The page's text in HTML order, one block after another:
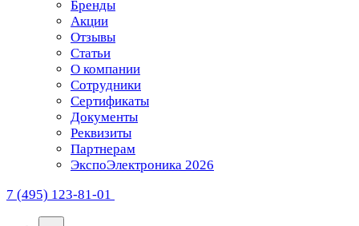
Бренды
Акции
Отзывы
Статьи
О компании
Сотрудники
Сертификаты
Документы
Реквизиты
Партнерам
ЭкспоЭлектроника 2026
7 (495) 123-81-01